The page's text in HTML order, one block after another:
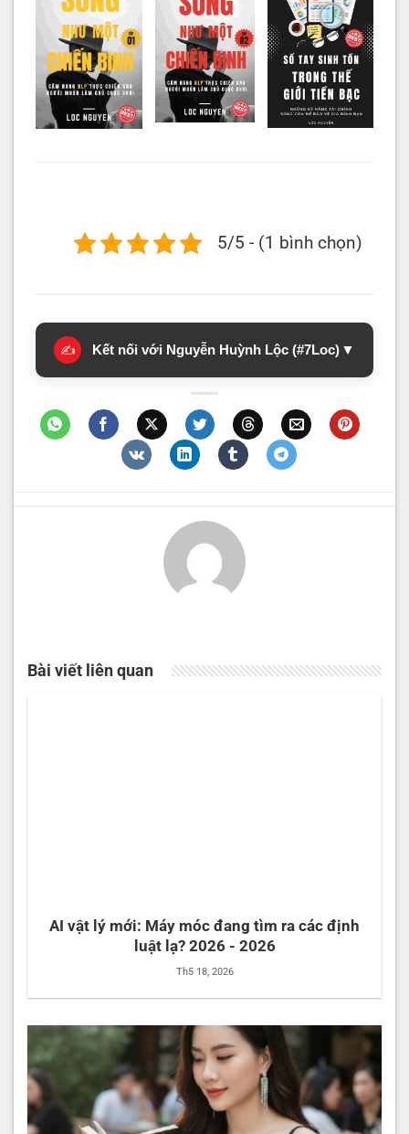
5/5 - (1 bình chọn)
✍️ Kết nối với Nguyễn Huỳnh Lộc (#7Loc) ▼
Bài viết liên quan
AI vật lý mới: Máy móc đang tìm ra các định
luật lạ? 2026 - 2026
Th5 18, 2026